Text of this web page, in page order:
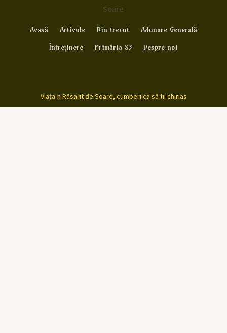
Soare
Acasă Articole Din trecut
Adunare Generală
Întreținere
Primăria S3 Despre noi
Viața-n Răsarit de Soare, cumperi ca să fii chiriaș